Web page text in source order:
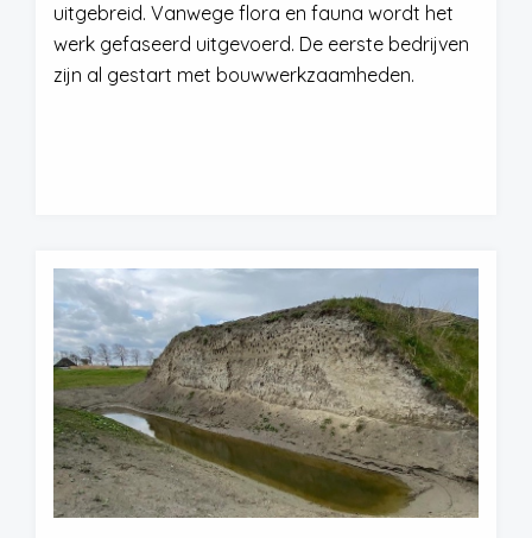
uitgebreid. Vanwege flora en fauna wordt het
werk gefaseerd uitgevoerd. De eerste bedrijven
zijn al gestart met bouwwerkzaamheden.